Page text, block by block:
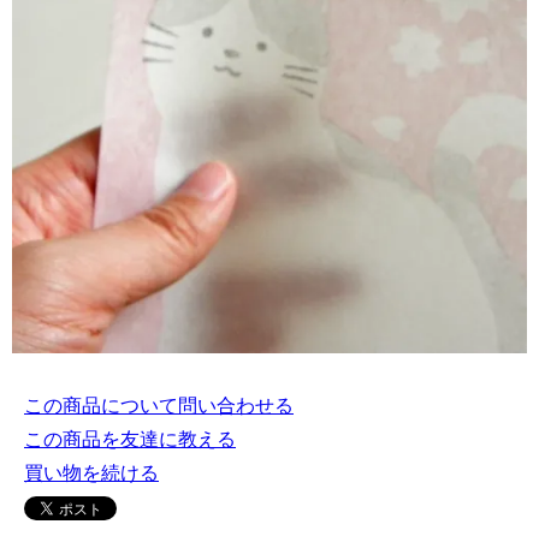
この商品について問い合わせる
この商品を友達に教える
買い物を続ける